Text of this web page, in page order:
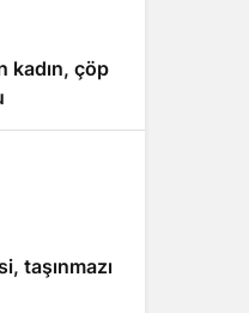
kadın, çöp
taşınmazı